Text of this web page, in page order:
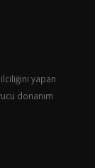
yapan
donanım